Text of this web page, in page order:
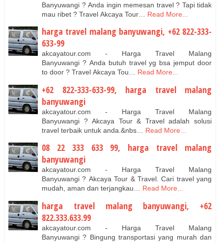
Banyuwangi ? Anda ingin memesan travel ? Tapi tidak
mau ribet ? Travel Akcaya Tour…
Read More...
harga travel malang banyuwangi, +62 822-333-
633-99
akcayatour.com - Harga Travel Malang
Banyuwangi ? Anda butuh travel yg bsa jemput door
to door ? Travel Akcaya Tou… Read More...
+62 822-333-633-99, harga travel malang
banyuwangi
akcayatour.com - Harga Travel Malang
Banyuwangi ? Akcaya Tour & Travel adalah solusi
travel terbaik untuk anda.&nbs…
Read More...
08 22 333 633 99, harga travel malang
banyuwangi
akcayatour.com - Harga Travel Malang
Banyuwangi ? Akcaya Tour & Travel. Cari travel yang
mudah, aman dan terjangkau… Read More...
harga travel malang banyuwangi, +62
822.333.633.99
akcayatour.com - Harga Travel Malang
Banyuwangi ? Bingung transportasi yang murah dan